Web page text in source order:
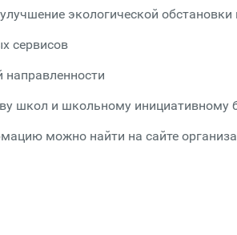
экологической обстановки
сервисов
направленности
школ и школьному
можно найти на сайте